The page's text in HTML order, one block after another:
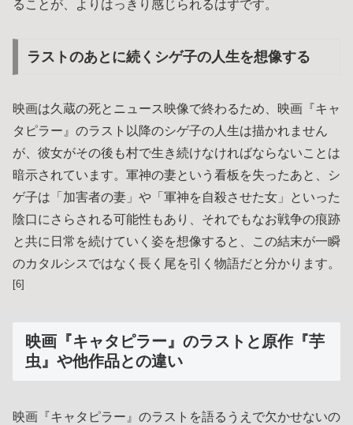
ることが、よりはっきり感じられるはずです。
ラストのあとに続くシゲ子の人生を想像する
映画は久蔵の死とニュース映像で終わるため、映画『キャ
タピラー』のラスト以降のシゲ子の人生は描かれません
が、彼女がその後も村で生き続けなければならないことは
暗示されています。軍神の妻という看板を失ったあと、シ
ゲ子は「加害者の妻」や「軍神を自殺させた女」といった
陰口にさらされる可能性もあり、それでもなお戦争の痕跡
と共に日常を続けていく姿を想像すると、この結末が一瞬
のカタルシスではなく長く尾を引く物語だと分かります。
[6]
映画『キャタピラー』のラストと原作『芋
虫』や他作品との違い
映画『キャタピラー』のラストを語るうえで欠かせないの